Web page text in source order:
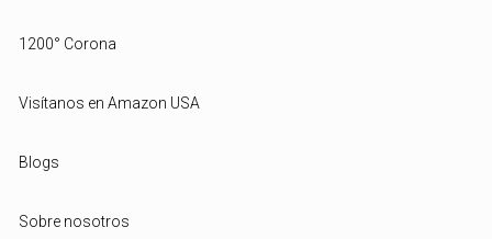
1200° Corona
Visítanos en Amazon USA
Blogs
Sobre nosotros